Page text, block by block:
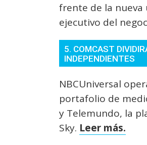
frente de la nueva
ejecutivo del
5. COMCAST
INDEPENDIENTES
NBCUniversal
portafolio de
y Telemundo, la
Sky. Leer más.